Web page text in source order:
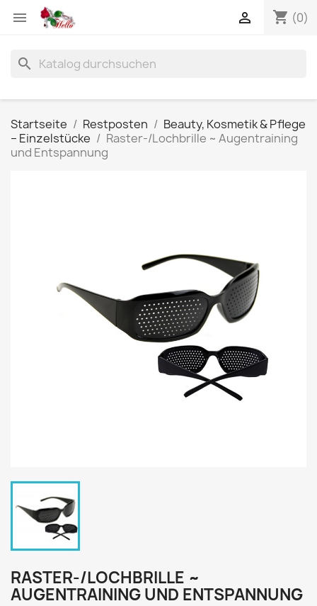
 shopping_cart (0)

search
Startseite Restposten
Beauty, Kosmetik & Pflege
– Einzelstücke
Raster-/Lochbrille ~ Augentraining
und Entspannung
RASTER-/LOCHBRILLE ~
AUGENTRAINING UND ENTSPANNUNG